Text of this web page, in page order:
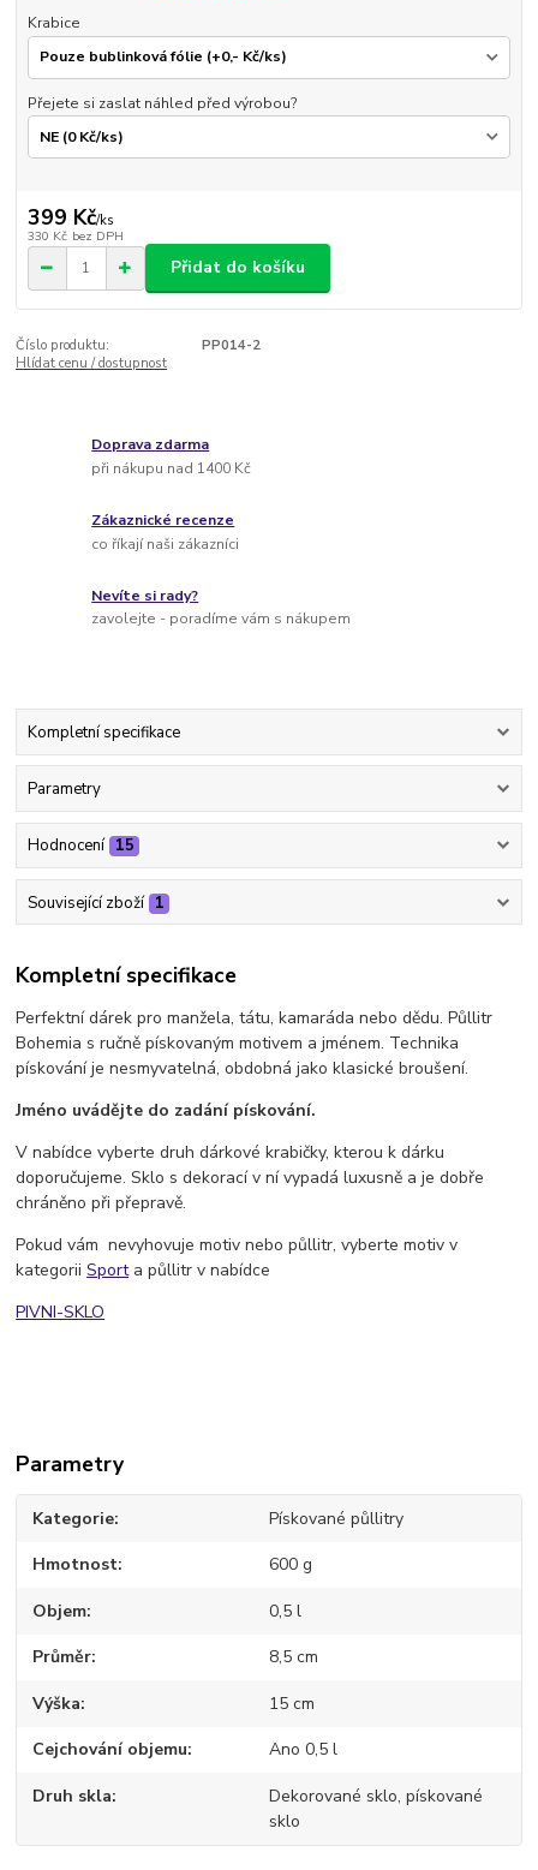
Krabice
Přejete si zaslat náhled před výrobou?
399 Kč/ks
330 Kč bez DPH
Přidat do košíku
Číslo produktu:
PP014-2
Hlídat cenu / dostupnost
Doprava zdarma
při nákupu nad 1400 Kč
Zákaznické recenze
co říkají naši zákazníci
Nevíte si rady?
zavolejte - poradíme vám s nákupem
Kompletní specifikace
Parametry
Hodnocení 15
Související zboží 1
Kompletní specifikace
Perfektní dárek pro manžela, tátu, kamaráda nebo dědu. Půllitr
Bohemia s ručně pískovaným motivem a jménem. Technika
pískování je nesmyvatelná, obdobná jako klasické broušení.
Jméno uvádějte do zadání pískování.
V nabídce vyberte druh dárkové krabičky, kterou k dárku
doporučujeme. Sklo s dekorací v ní vypadá luxusně a je dobře
chráněno při přepravě.
Pokud vám nevyhovuje motiv nebo půllitr, vyberte motiv v
kategoriiSporta půllitr v nabídce
PIVNI-SKLO
Parametry
Kategorie Pískované půllitry
Hmotnost 600 g
Objem 0,5 l
Průměr 8,5 cm
Výška 15 cm
Cejchování objemu Ano 0,5 l
Druh skla
Dekorované sklo, pískované
sklo